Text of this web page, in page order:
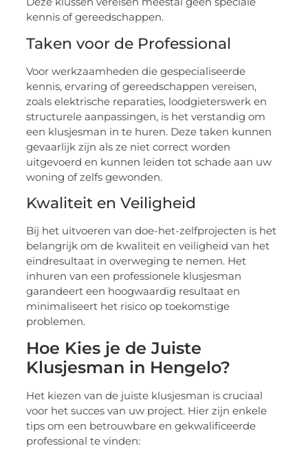
kennis of gereedschappen.
Taken voor de Professional
Voor werkzaamheden die gespecialiseerde
kennis, ervaring of gereedschappen vereisen,
zoals elektrische reparaties, loodgieterswerk en
structurele aanpassingen, is het verstandig om
een klusjesman in te huren. Deze taken kunnen
gevaarlijk zijn als ze niet correct worden
uitgevoerd en kunnen leiden tot schade aan uw
woning of zelfs gewonden.
Kwaliteit en Veiligheid
Bij het uitvoeren van doe-het-zelfprojecten is het
belangrijk om de kwaliteit en veiligheid van het
eindresultaat in overweging te nemen. Het
inhuren van een professionele klusjesman
garandeert een hoogwaardig resultaat en
minimaliseert het risico op toekomstige
problemen.
Hoe Kies je de Juiste
Klusjesman in Hengelo?
Het kiezen van de juiste klusjesman is cruciaal
voor het succes van uw project. Hier zijn enkele
tips om een betrouwbare en gekwalificeerde
professional te vinden: